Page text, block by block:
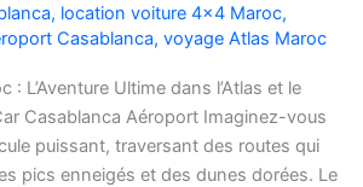
, location voiture 4x4 Maroc,
Casablanca, voyage Atlas Maroc
L’Aventure Ultime dans l’Atlas et le
Casablanca Aéroport Imaginez-vous
puissant, traversant des routes qui
pics enneigés et des dunes dorées. Le